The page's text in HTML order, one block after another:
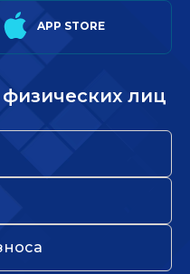
APP STORE
лиц